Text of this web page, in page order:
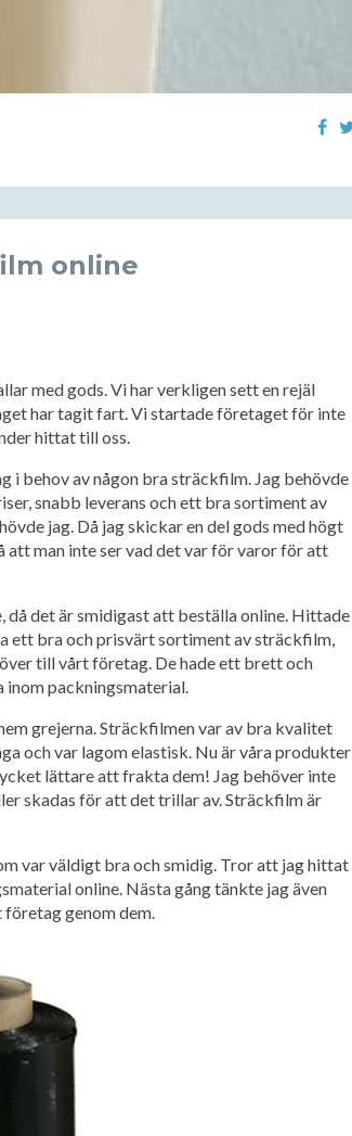
online
med gods. Vi har verkligen sett en rejäl
har tagit fart. Vi startade företaget för inte
hittat till oss.
i behov av någon bra sträckfilm. Jag behövde
snabb leverans och ett bra sortiment av
jag. Då jag skickar en del gods med högt
att man inte ser vad det var för varor för att
det är smidigast att beställa online. Hittade
ett bra och prisvärt sortiment av sträckfilm,
till vårt företag. De hade ett brett och
inom packningsmaterial.
grejerna. Sträckfilmen var av bra kvalitet
och var lagom elastisk. Nu är våra produkter
lättare att frakta dem! Jag behöver inte
skadas för att det trillar av. Sträckfilm är
var väldigt bra och smidig. Tror att jag hittat
online. Nästa gång tänkte jag även
genom dem.